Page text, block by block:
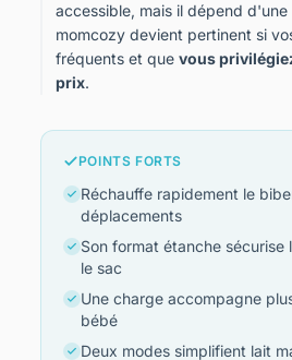
accessible, mais il dépend
momcozy devient pertinent si
fréquents et que vous
prix.
POINTS FORTS
Réchauffe rapidement le
déplacements
Son format étanche sécurise
le sac
Une charge accompagne
bébé
Deux modes simplifient lait